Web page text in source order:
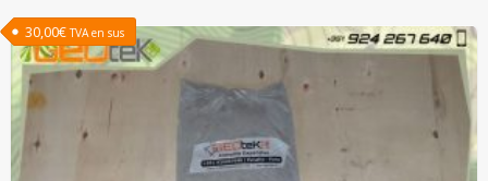
30,00€ TVA en sus